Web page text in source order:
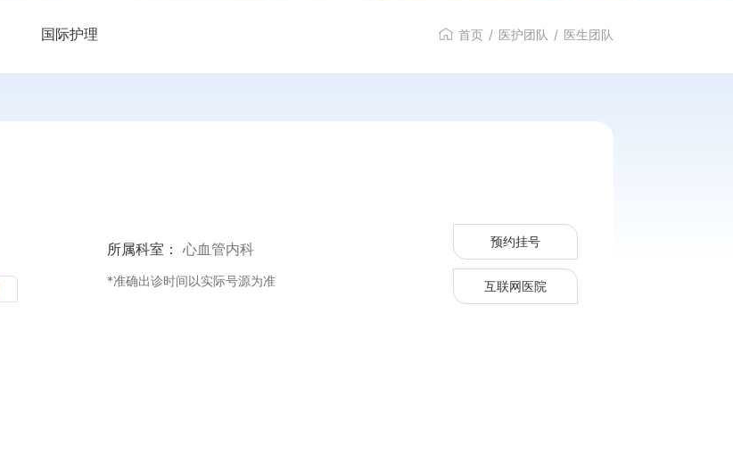
国际护理 首页 / 医护团队 / 医生团队
所属科室： 心血管内科
*准确出诊时间以实际号源为准
预约挂号
互联网医院